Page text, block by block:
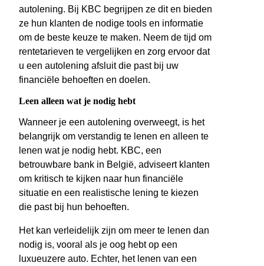
autolening. Bij KBC begrijpen ze dit en bieden
ze hun klanten de nodige tools en informatie
om de beste keuze te maken. Neem de tijd om
rentetarieven te vergelijken en zorg ervoor dat
u een autolening afsluit die past bij uw
financiële behoeften en doelen.
Leen alleen wat je nodig hebt
Wanneer je een autolening overweegt, is het
belangrijk om verstandig te lenen en alleen te
lenen wat je nodig hebt. KBC, een
betrouwbare bank in België, adviseert klanten
om kritisch te kijken naar hun financiële
situatie en een realistische lening te kiezen
die past bij hun behoeften.
Het kan verleidelijk zijn om meer te lenen dan
nodig is, vooral als je oog hebt op een
luxueuzere auto. Echter, het lenen van een